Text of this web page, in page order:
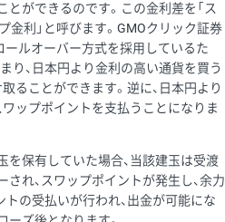
とができるのです。この金利差を「ス
金利」と呼びます。GMOクリック証券
ールオーバー方式を採用しているた
り、日本円より金利の高い通貨を買う
ることができます。逆に、日本円より
ップポイントを支払うことになりま
保有していた場合、当該建玉は受渡
れ、スワップポイントが発生し、余力
の受払いが行われ、出金が可能にな